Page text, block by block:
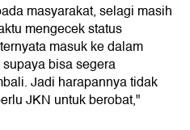
masyarakat, selagi masih
mengecek status
masuk ke dalam
bisa segera
Jadi harapannya tidak
JKN untuk berobat,"